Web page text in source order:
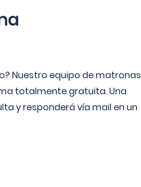
Nuestro equipo de matronas
totalmente gratuita. Una
y responderá vía mail en un